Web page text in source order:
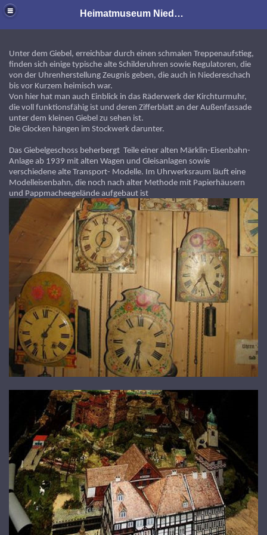
Heimatmuseum Niedereschach
Unter dem Giebel, erreichbar durch einen schmalen Treppenaufstieg,
finden sich einige typische alte Schilderuhren sowie Regulatoren, die
von der Uhrenherstellung Zeugnis geben, die auch in Niedereschach
bis vor Kurzem heimisch war.
Von hier hat man auch Einblick in das Räderwerk der Kirchturmuhr,
die voll funktionsfähig ist und deren Zifferblatt an der Außenfassade
unter dem kleinen Giebel zu sehen ist.
Die Glocken hängen im Stockwerk darunter.
Das Giebelgeschoss beherbergt Teile einer alten Märklin-Eisenbahn-
Anlage ab 1939 mit alten Wagen und Gleisanlagen sowie
verschiedene alte Transport- Modelle. Im Uhrwerksraum läuft eine
Modelleisenbahn, die noch nach alter Methode mit Papierhäusern
und Pappmacheegelände aufgebaut ist